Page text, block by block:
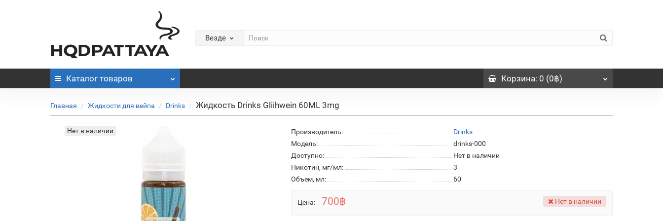
Везде
Каталог товаров Корзина: 0 (0฿)
Главная Жидкости для вейпа Drinks Жидкость Drinks Gliihwein 60ML 3mg
Нет в наличии Производитель:
Drinks
Модель:
drinks-000
Доступно:
Нет в наличии
Никотин, мг/мл:
3
Объем, мл:
60
Цена: 700฿ Нет в наличии